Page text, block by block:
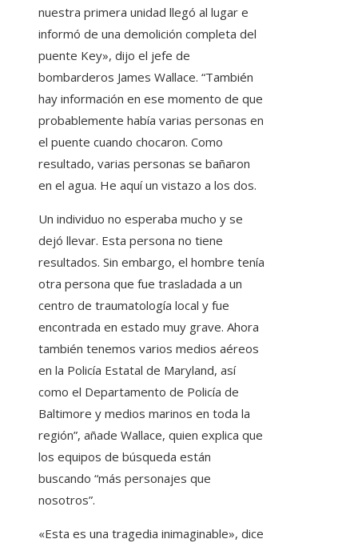
nuestra primera unidad llegó al lugar e
informó de una demolición completa del
puente Key», dijo el jefe de
bombarderos James Wallace. “También
hay información en ese momento de que
probablemente había varias personas en
el puente cuando chocaron. Como
resultado, varias personas se bañaron
en el agua. He aquí un vistazo a los dos.
Un individuo no esperaba mucho y se
dejó llevar. Esta persona no tiene
resultados. Sin embargo, el hombre tenía
otra persona que fue trasladada a un
centro de traumatología local y fue
encontrada en estado muy grave. Ahora
también tenemos varios medios aéreos
en la Policía Estatal de Maryland, así
como el Departamento de Policía de
Baltimore y medios marinos en toda la
región”, añade Wallace, quien explica que
los equipos de búsqueda están
buscando “más personajes que
nosotros”.
«Esta es una tragedia inimaginable», dice